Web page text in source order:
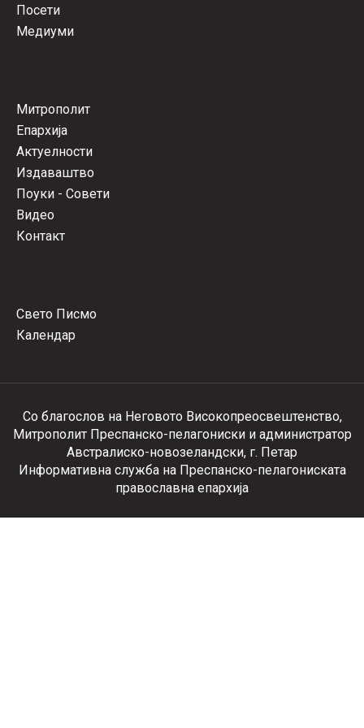
Посети
Медиуми
Митрополит
Епархија
Актуелности
Издаваштво
Поуки - Совети
Видео
Контакт
Свето Писмо
Календар
Со благослов на Неговото Високопреосвештенство,
Митрополит Преспанско-пелагониски и администратор
Австралиско-новозеландски, г. Петар
Информативна служба на Преспанско-пелагониската
православна епархија